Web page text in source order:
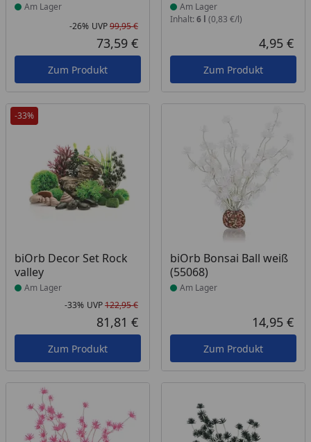
Am Lager
Rabatt in Prozent
-26%
Ursprünglicher Preis
UVP99,95 €
Aktueller Preis
73,59 €
Zum Produkt
Am Lager
Inhalt: 6 l (0,83 €/l)
4,95 €
Zum Produkt
-33%
biOrb Decor Set Rock
valley
Produkt am Lager
Am Lager
Rabatt in Prozent
-33%
Ursprünglicher Preis
UVP122,95 €
Aktueller Preis
81,81 €
Zum Produkt
biOrb Bonsai Ball weiß
(55068)
Produkt am Lager
Am Lager
14,95 €
Zum Produkt